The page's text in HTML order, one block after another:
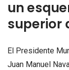
un
superior
El Presidente
Juan Manuel